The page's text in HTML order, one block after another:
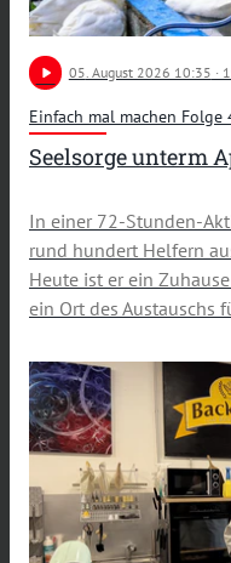
play_arrow 05. August 2026 10:35 ·
Einfach mal machen Folge
Seelsorge unterm
In einer 72-Stunden-
rund hundert Helfern
Heute ist er ein
ein Ort des Austauschs